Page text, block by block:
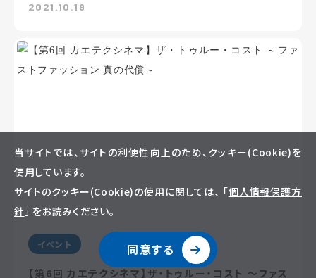
2021.10.19
イベント
【第6回 カエテクシネマ】ザ・トゥルー・コスト ～ファス
当サイトでは、サイトの利便性向上のため、クッキー(Cookie)を
使用しています。
サイトのクッキー(Cookie)の使用に関しては、 「個人情報保護方
針」 をお読みください。
同意する